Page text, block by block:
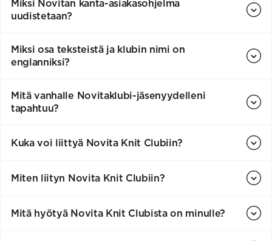
Miksi Novitan kanta-asiakasohjelma
uudistetaan?
Miksi osa teksteistä ja klubin nimi on
englanniksi?
Mitä vanhalle Novitaklubi-jäsenyydelleni
tapahtuu?
Kuka voi liittyä Novita Knit Clubiin?
Miten liityn Novita Knit Clubiin?
Mitä hyötyä Novita Knit Clubista on minulle?